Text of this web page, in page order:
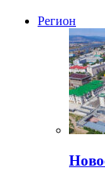
Регион